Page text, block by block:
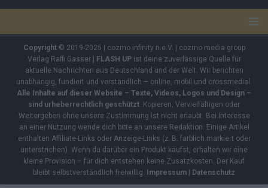
Copyright© 2019-2025 | cozmo infinity n.e.V. | cozmo media group
Verlag Raffi Gasser |
FLASH UPist deine zuverlässige Quelle für
aktuelle Nachrichten aus Deutschland und der Welt. Wir berichten
unabhängig, fundiert und verständlich – online, mobil und crossmedial.
Alle Inhalte auf dieser Website – Texte, Videos, Logos und Design –
sind urheberrechtlich geschützt. Kopieren, Vervielfältigen oder
Weitergeben ohne unsere Zustimmung ist nicht erlaubt. Bei Interesse
an einer Nutzung wende dich bitte an unsere Redaktion. Einige Artikel
enthalten Affiliate-Links oder Anzeige-Links (z. B. farblich markiert oder
unterstrichen). Wenn du darüber ein Produkt kaufst, erhalten wir eine
kleine Provision – für dich entstehen keine Zusatzkosten. Der Kauf
bleibt selbstverständlich freiwillig.
Impressum Datenschutz